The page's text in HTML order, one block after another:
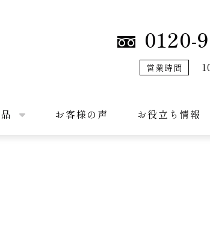
0120-
営業時間
お客様の声 お役立ち情報